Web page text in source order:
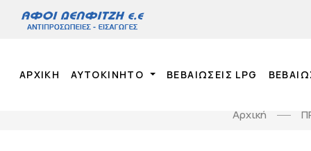
ΑΡΧΙΚΉ ΑΥΤΟΚΙΝΗΤΟ ΒΕΒΑΙΩΣΕΙΣ LPG
Αρχική